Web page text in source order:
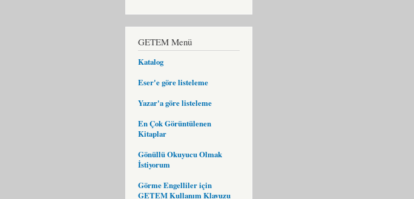
GETEM Menü
Katalog
Eser'e göre listeleme
Yazar'a göre listeleme
En Çok Görüntülenen
Kitaplar
Gönüllü Okuyucu Olmak
İstiyorum
Görme Engelliler için
GETEM Kullanım Klavuzu